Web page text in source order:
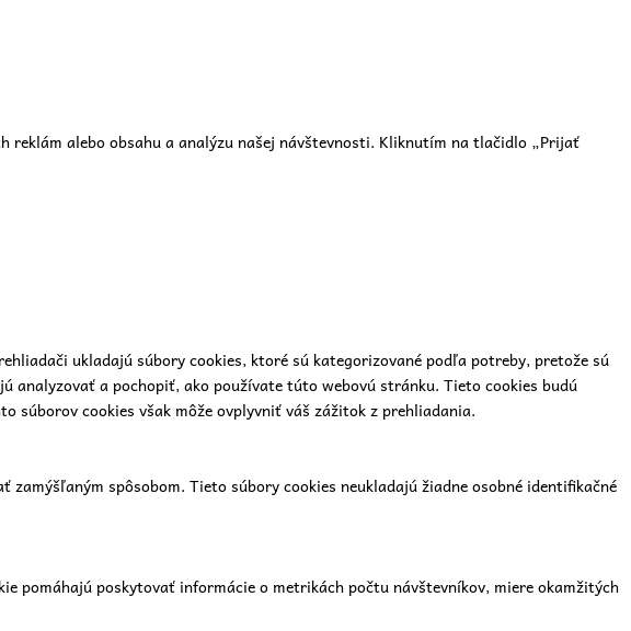
reklám alebo obsahu a analýzu našej návštevnosti. Kliknutím na tlačidlo „Prijať
ukladajú súbory cookies, ktoré sú kategorizované podľa potreby, pretože sú
analyzovať a pochopiť, ako používate túto webovú stránku. Tieto cookies budú
súborov cookies však môže ovplyvniť váš zážitok z prehliadania.
spôsobom. Tieto súbory cookies neukladajú žiadne osobné identifikačné
pomáhajú poskytovať informácie o metrikách počtu návštevníkov, miere okamžitých